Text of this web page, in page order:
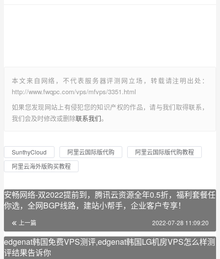
本文来自网络，不代表服务器评测网立场，转载请注明出处：
http://www.fwqpc.com/vps/mfvps/3351.html
如果您发现网站上有侵犯您的知识产权的作品，请与我们取得联系，
我们会及时修改或删除联系我们。
SunthyCloud 阿里云国际版代购
阿里云国际版代购教程
阿里云海外版购买教程
安畅网络-双2022提前到，腾讯云资源全年0.5折，福利套餐任
你选，全网BGP线路，建站小帮手，企业客户专享！
上一篇 2022-07-28 11:09:20
edgenat韩国免费VPS测评,edgenat韩国LG机房VPS怎么样测
评结果告诉你